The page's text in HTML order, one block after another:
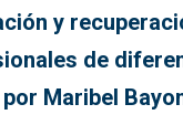
y
de
Maribel